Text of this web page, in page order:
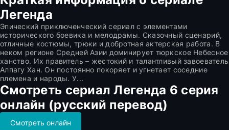
Легенда
Эпический приключенческий сериал с элементами
исторического боевика и мелодрамы. Сказочный сценарий,
отличные костюмы, трюки и добротная актерская работа. В
неком регионе Средней Азии доминирует тюркское Небесное
ханство. Их правитель – жестокий и талантливый завоеватель
Алпагу Хан. Он постоянно покоряет и угнетает соседние
племена и народы. У...
Смотреть сериал Легенда 6 серия
онлайн (русский перевод)
Смотреть онлайн